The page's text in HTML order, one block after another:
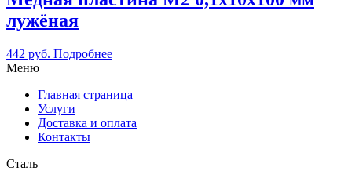
лужёная
442 руб. Подробнее
Меню
Главная страница
Услуги
Доставка и оплата
Контакты
Сталь